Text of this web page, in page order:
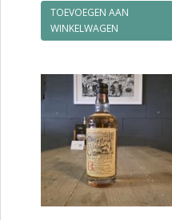
TOEVOEGEN AAN
WINKELWAGEN